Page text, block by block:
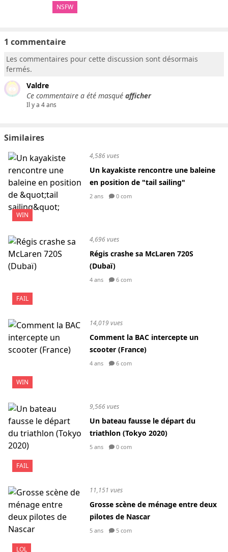
NSFW
1 commentaire
Les commentaires pour cette discussion sont désormais
fermés.
Valdre
Ce commentaire a été masqué afficher
Il y a 4 ans
Similaires
WIN
4,586 vues
Un kayakiste rencontre une baleine
en position de "tail sailing"
2 ans 0 com
FAIL
4,696 vues
Régis crashe sa McLaren 720S
(Dubaï)
4 ans 6 com
WIN
14,019 vues
Comment la BAC intercepte un
scooter (France)
4 ans 6 com
FAIL
9,566 vues
Un bateau fausse le départ du
triathlon (Tokyo 2020)
5 ans 0 com
LOL
11,151 vues
Grosse scène de ménage entre deux
pilotes de Nascar
5 ans 5 com